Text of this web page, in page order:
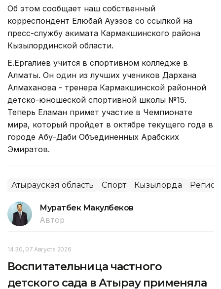
Об этом сообщает наш собственный
корреспондент Елюбай Ауэзов со ссылкой на
пресс-службу акимата Кармакшинского района
Кызылординской области.
Е.Ергалиев учится в спортивном колледже в
Алматы. Он один из лучших учеников Дархана
Алмаханова - тренера Кармакшинской районной
детско-юношеской спортивной школы №15.
Теперь Еламан примет участие в Чемпионате
мира, который пройдет в октябре текущего года в
городе Абу-Даби Объединенных Арабских
Эмиратов.
Атырауская область Спорт Кызылорда
Муратбек Макулбеков
Автор
14:30, 07 Августа 2026
Воспитательница частного
детского сада в Атырау применяла